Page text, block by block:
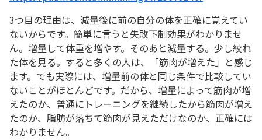
3つ目の理由は、減量後に前の自分の体を正確に覚えてい
ないからです。簡単に言うと失敗下制効果がわかりませ
ん。増量して体重を増やす。そのあと減量する。少し絞れ
た体を見る。すると多くの人は、「筋肉が増えた」と感じ
ます。でも実際には、増量前の体と同じ条件で比較してい
ないことがほとんどです。だから、増量によって筋肉が増
えたのか、普通にトレーニングを継続したから筋肉が増え
たのか、脂肪が落ちて筋肉が見えただけなのか、正確には
わかりません。